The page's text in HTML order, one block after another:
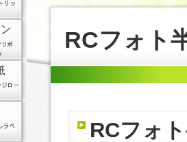
RCフォト
RCフォ